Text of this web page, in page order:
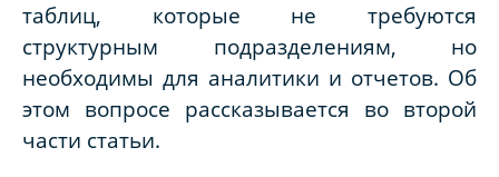
таблиц, которые не требуются
структурным подразделениям, но
необходимы для аналитики и отчетов. Об
этом вопросе рассказывается во второй
части статьи.